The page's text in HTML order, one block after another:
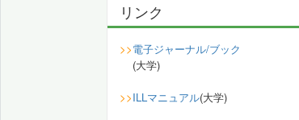
リンク
>>電子ジャーナル/ブック
(大学)
>>ILLマニュアル(大学)